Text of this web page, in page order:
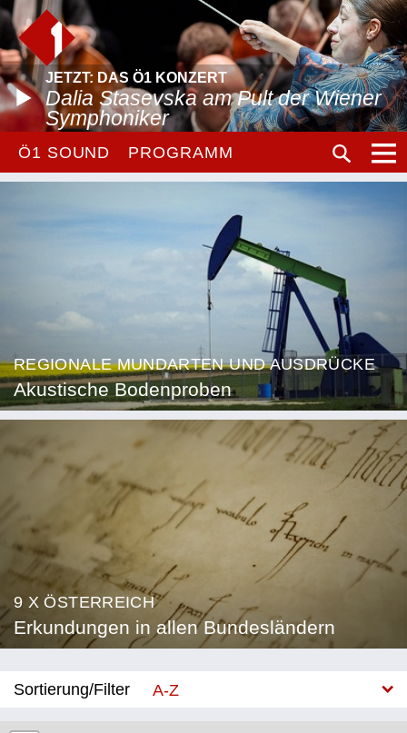
JETZT: DAS Ö1 KONZERT
Dalia Stasevska am Pult der Wiener
Symphoniker
Ö1 SOUND PROGRAMM
REGIONALE MUNDARTEN UND AUSDRÜCKE
Akustische Bodenproben
9 X ÖSTERREICH
Erkundungen in allen Bundesländern
Sortierung/Filter
A-Z